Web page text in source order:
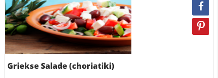
Griekse Salade (choriatiki)